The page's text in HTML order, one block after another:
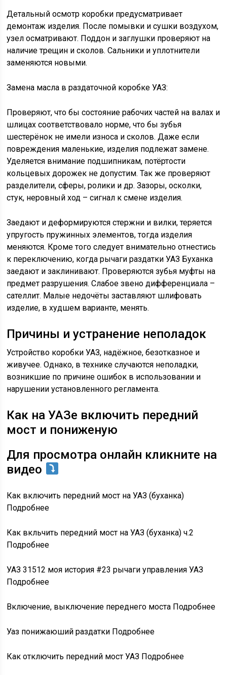
Детальный осмотр коробки предусматривает
демонтаж изделия. После помывки и сушки воздухом,
узел осматривают. Поддон и заглушки проверяют на
наличие трещин и сколов. Сальники и уплотнители
заменяются новыми.
Замена масла в раздаточной коробке УАЗ:
Проверяют, что бы состояние рабочих частей на валах и
шлицах соответствовало норме, что бы зубья
шестерёнок не имели износа и сколов. Даже если
повреждения маленькие, изделия подлежат замене.
Уделяется внимание подшипникам, потёртости
кольцевых дорожек не допустим. Так же проверяют
разделители, сферы, ролики и др. Зазоры, осколки,
стук, неровный ход – сигнал к смене изделия.
Заедают и деформируются стержни и вилки, теряется
упругость пружинных элементов, тогда изделия
меняются. Кроме того следует внимательно отнестись
к переключению, когда рычаги раздатки УАЗ Буханка
заедают и заклинивают. Проверяются зубья муфты на
предмет разрушения. Слабое звено дифференциала –
сателлит. Малые недочёты заставляют шлифовать
изделие, в худшем варианте, менять.
Причины и устранение неполадок
Устройство коробки УАЗ, надёжное, безотказное и
живучее. Однако, в технике случаются неполадки,
возникшие по причине ошибок в использовании и
нарушении установленного регламента.
Как на УАЗе включить передний
мост и пониженую
Для просмотра онлайн кликните на
видео
Как включить передний мост на УАЗ (буханка)
Подробнее
Как вкльчить передний мост на УАЗ (буханка) ч.2
Подробнее
УАЗ 31512 моя история #23 рычаги управления УАЗ
Подробнее
Включение, выключение переднего моста Подробнее
Уаз понижаюший раздатки Подробнее
Как отключить передний мост УАЗ Подробнее